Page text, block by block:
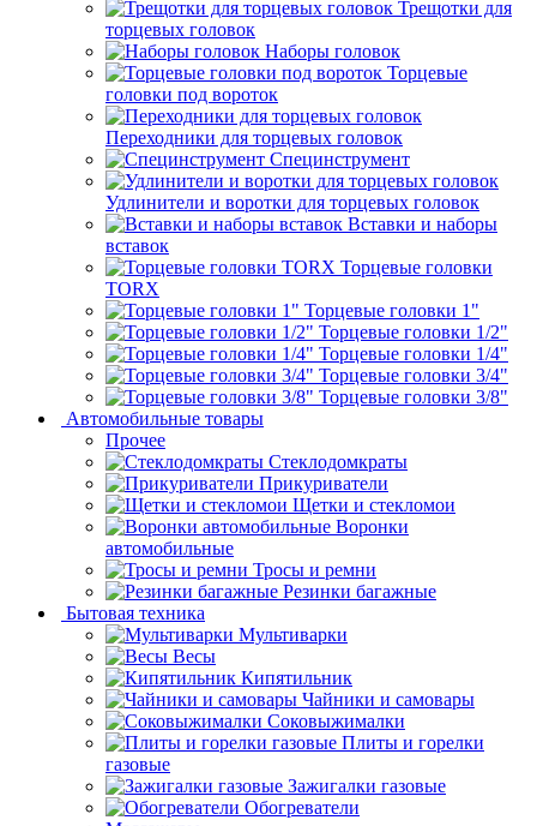
Трещотки для
торцевых головок
Наборы головок
Торцевые
головки под вороток
Переходники для торцевых головок
Специнструмент
Удлинители и воротки для торцевых головок
Вставки и наборы
вставок
Торцевые головки
TORX
Торцевые головки 1"
Торцевые головки 1/2"
Торцевые головки 1/4"
Торцевые головки 3/4"
Торцевые головки 3/8"
Автомобильные товары
Прочее
Стеклодомкраты
Прикуриватели
Щетки и стекломои
Воронки
автомобильные
Тросы и ремни
Резинки багажные
Бытовая техника
Мультиварки
Весы
Кипятильник
Чайники и самовары
Соковыжималки
Плиты и горелки
газовые
Зажигалки газовые
Обогреватели